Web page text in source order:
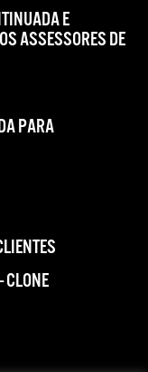
E
ASSESSORES DE
PARA
CLONE